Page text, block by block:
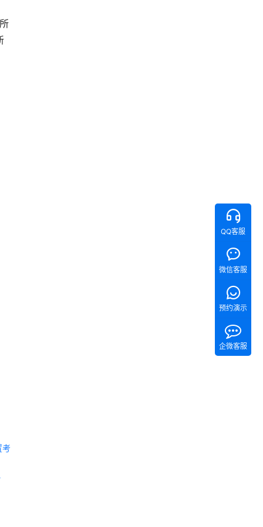
考
QQ客服
微信客服
预约演示
企微客服